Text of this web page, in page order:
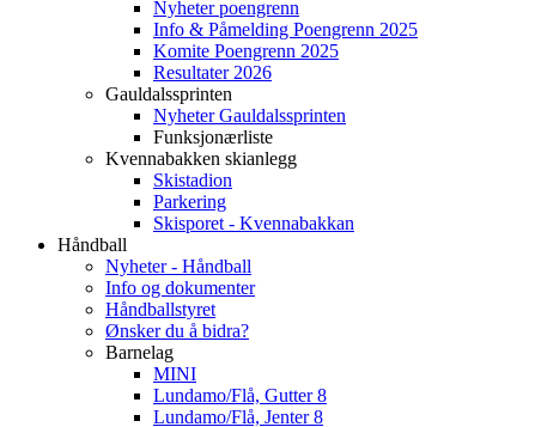
Nyheter poengrenn
Info & Påmelding Poengrenn 2025
Komite Poengrenn 2025
Resultater 2026
Gauldalssprinten
Nyheter Gauldalssprinten
Funksjonærliste
Kvennabakken skianlegg
Skistadion
Parkering
Skisporet - Kvennabakkan
Håndball
Nyheter - Håndball
Info og dokumenter
Håndballstyret
Ønsker du å bidra?
Barnelag
MINI
Lundamo/Flå, Gutter 8
Lundamo/Flå, Jenter 8